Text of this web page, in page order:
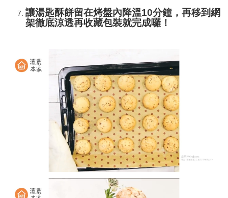
讓湯匙酥餅留在烤盤內降溫10分鐘，再移到網
架徹底涼透再收藏包裝就完成囉！